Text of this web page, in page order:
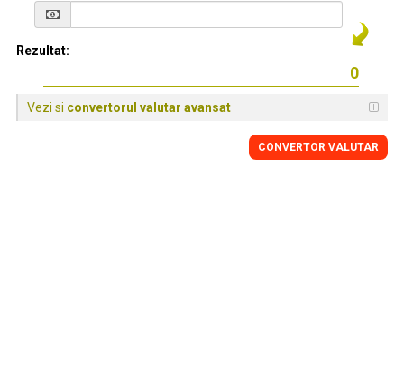
Rezultat:
Vezi si convertorul valutar avansat
CONVERTOR VALUTAR